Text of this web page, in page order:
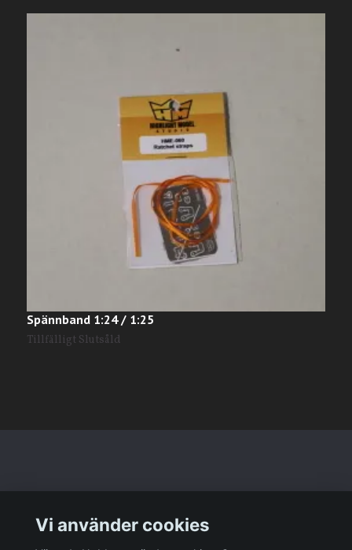
Spännband 1:24 / 1:25
Tillfälligt Slutsåld
Vi använder cookies